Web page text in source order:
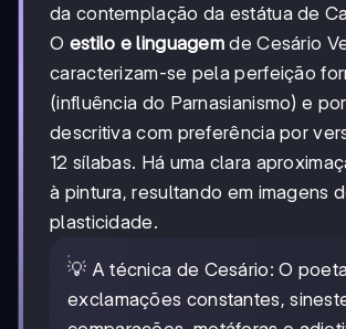
da contemplação da estátua de
O estilo e linguagem de Cesário
caracterizam-se pela perfeição
(influência do Parnasianismo) e
descritiva com preferência por
12 sílabas. Há uma clara
à pintura, resultando em imagens
plasticidade.
💡 A técnica de Cesário: O
exclamações constantes,